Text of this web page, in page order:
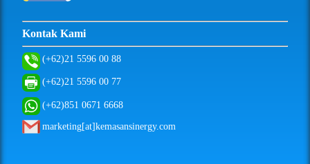
Kontak Kami
(+62)21 5596 00 88
(+62)21 5596 00 77
(+62)851 0671 6668
marketing[at]kemasansinergy.com